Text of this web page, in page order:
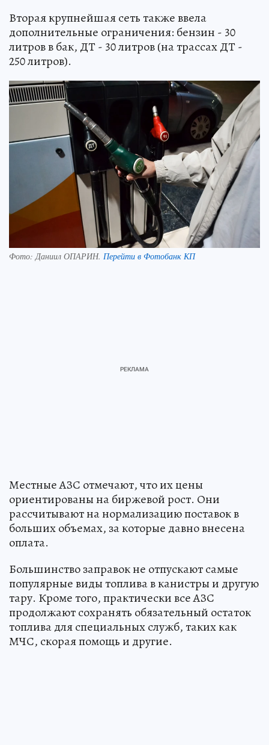
Вторая крупнейшая сеть также ввела
дополнительные ограничения: бензин - 30
литров в бак, ДТ - 30 литров (на трассах ДТ -
250 литров).
Фото: Даниил ОПАРИН. Перейти в Фотобанк КП
Местные АЗС отмечают, что их цены
ориентированы на биржевой рост. Они
рассчитывают на нормализацию поставок в
больших объемах, за которые давно внесена
оплата.
Большинство заправок не отпускают самые
популярные виды топлива в канистры и другую
тару. Кроме того, практически все АЗС
продолжают сохранять обязательный остаток
топлива для специальных служб, таких как
МЧС, скорая помощь и другие.